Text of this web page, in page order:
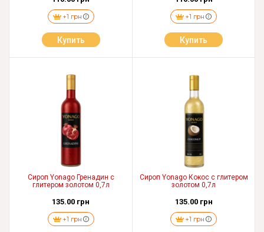
+1 грн
Купить
+1 грн
Купить
Сироп Yonago Гренадин с
глитером золотом 0,7л
135.00 грн
+1 грн
Сироп Yonago Кокос с глитером
золотом 0,7л
135.00 грн
+1 грн